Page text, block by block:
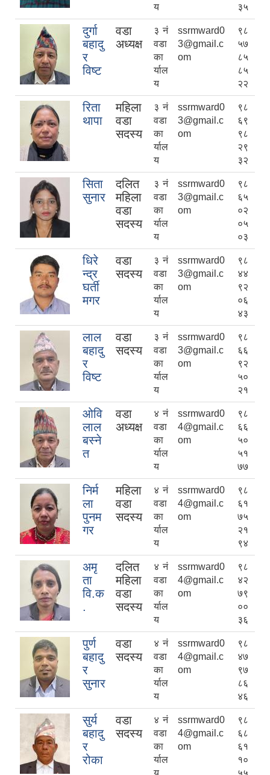
य
३५
दुर्गा
बहादु
र
विष्ट
वडा
अध्यक्ष
३ नं
वडा
का
र्याल
य
ssrmward0
3@gmail.c
om
९८
५७
८५
८५
२२
रिता
थापा
महिला
वडा
सदस्य
३ नं
वडा
का
र्याल
य
ssrmward0
3@gmail.c
om
९८
६९
९८
२९
३२
सिता
सुनार
दलित
महिला
वडा
सदस्य
३ नं
वडा
का
र्याल
य
ssrmward0
3@gmail.c
om
९८
६५
०२
०५
०३
धिरे
न्द्र
घर्ती
मगर
वडा
सदस्य
३ नं
वडा
का
र्याल
य
ssrmward0
3@gmail.c
om
९८
४४
९२
०६
४३
लाल
बहादु
र
विष्ट
वडा
सदस्य
३ नं
वडा
का
र्याल
य
ssrmward0
3@gmail.c
om
९८
६६
९२
५०
२१
ओवि
लाल
बस्ने
त
वडा
अध्यक्ष
४ नं
वडा
का
र्याल
य
ssrmward0
4@gmail.c
om
९८
६६
५०
५१
७७
निर्म
ला
पुनम
गर
महिला
वडा
सदस्य
४ नं
वडा
का
र्याल
य
ssrmward0
4@gmail.c
om
९८
६१
७५
२१
९४
अमृ
ता
वि.क
.
दलित
महिला
वडा
सदस्य
४ नं
वडा
का
र्याल
य
ssrmward0
4@gmail.c
om
९८
४२
७९
००
३६
पुर्ण
बहादु
र
सुनार
वडा
सदस्य
४ नं
वडा
का
र्याल
य
ssrmward0
4@gmail.c
om
९८
४७
९७
८६
४६
सुर्य
बहादु
र
रोका
वडा
सदस्य
४ नं
वडा
का
र्याल
ssrmward0
4@gmail.c
om
९८
६८
६१
१०